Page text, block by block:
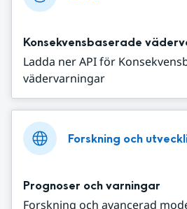
Konsekvensbaserade
Ladda ner API för
vädervarningar
Forskning och
Prognoser och varningar
Forskning och avancerad